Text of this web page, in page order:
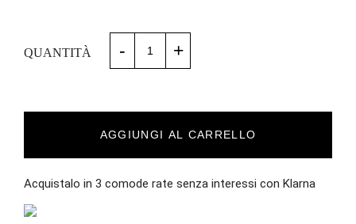
QUANTITÀ - +
AGGIUNGI AL CARRELLO
Acquistalo in 3 comode rate senza interessi con Klarna